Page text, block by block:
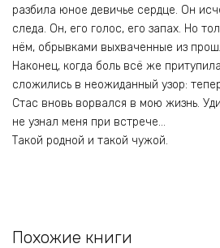
разбила юное девичье сердце. Он
следа. Он, его голос, его запах. Но
нём, обрывками выхваченные из
Наконец, когда боль всё же
сложились в неожиданный узор:
Стас вновь ворвался в мою жизнь.
не узнал меня при встрече…
Такой родной и такой чужой.
Похожие книги